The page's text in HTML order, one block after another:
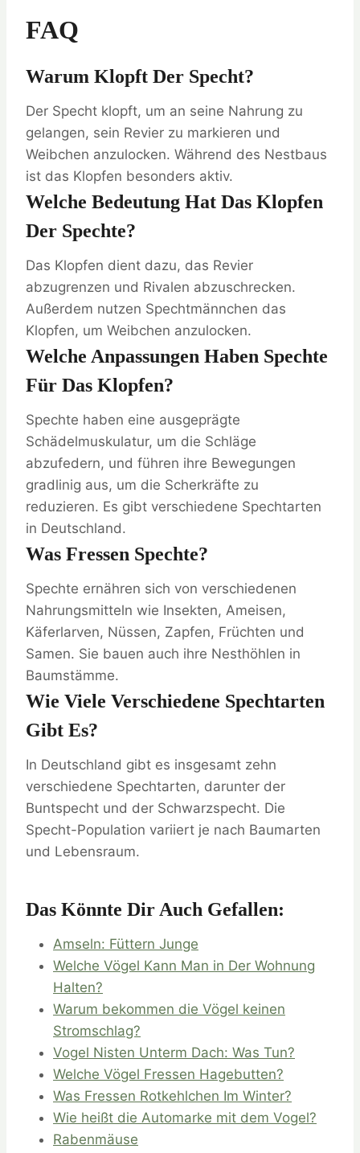
FAQ
Warum Klopft Der Specht?
Der Specht klopft, um an seine Nahrung zu
gelangen, sein Revier zu markieren und
Weibchen anzulocken. Während des Nestbaus
ist das Klopfen besonders aktiv.
Welche Bedeutung Hat Das Klopfen
Der Spechte?
Das Klopfen dient dazu, das Revier
abzugrenzen und Rivalen abzuschrecken.
Außerdem nutzen Spechtmännchen das
Klopfen, um Weibchen anzulocken.
Welche Anpassungen Haben Spechte
Für Das Klopfen?
Spechte haben eine ausgeprägte
Schädelmuskulatur, um die Schläge
abzufedern, und führen ihre Bewegungen
gradlinig aus, um die Scherkräfte zu
reduzieren. Es gibt verschiedene Spechtarten
in Deutschland.
Was Fressen Spechte?
Spechte ernähren sich von verschiedenen
Nahrungsmitteln wie Insekten, Ameisen,
Käferlarven, Nüssen, Zapfen, Früchten und
Samen. Sie bauen auch ihre Nesthöhlen in
Baumstämme.
Wie Viele Verschiedene Spechtarten
Gibt Es?
In Deutschland gibt es insgesamt zehn
verschiedene Spechtarten, darunter der
Buntspecht und der Schwarzspecht. Die
Specht-Population variiert je nach Baumarten
und Lebensraum.
Das Könnte Dir Auch Gefallen:
Amseln: Füttern Junge
Welche Vögel Kann Man in Der Wohnung
Halten?
Warum bekommen die Vögel keinen
Stromschlag?
Vogel Nisten Unterm Dach: Was Tun?
Welche Vögel Fressen Hagebutten?
Was Fressen Rotkehlchen Im Winter?
Wie heißt die Automarke mit dem Vogel?
Rabenmäuse